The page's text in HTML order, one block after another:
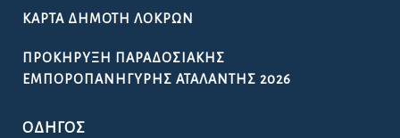
ΚΆΡΤΑ ΔΗΜΌΤΗ ΛΟΚΡΏΝ
ΠΡΟΚΉΡΥΞΗ ΠΑΡΑΔΟΣΙΑΚΉΣ
ΕΜΠΟΡΟΠΑΝΉΓΥΡΗΣ ΑΤΑΛΆΝΤΗΣ 2026
ΟΔΗΓΌΣ